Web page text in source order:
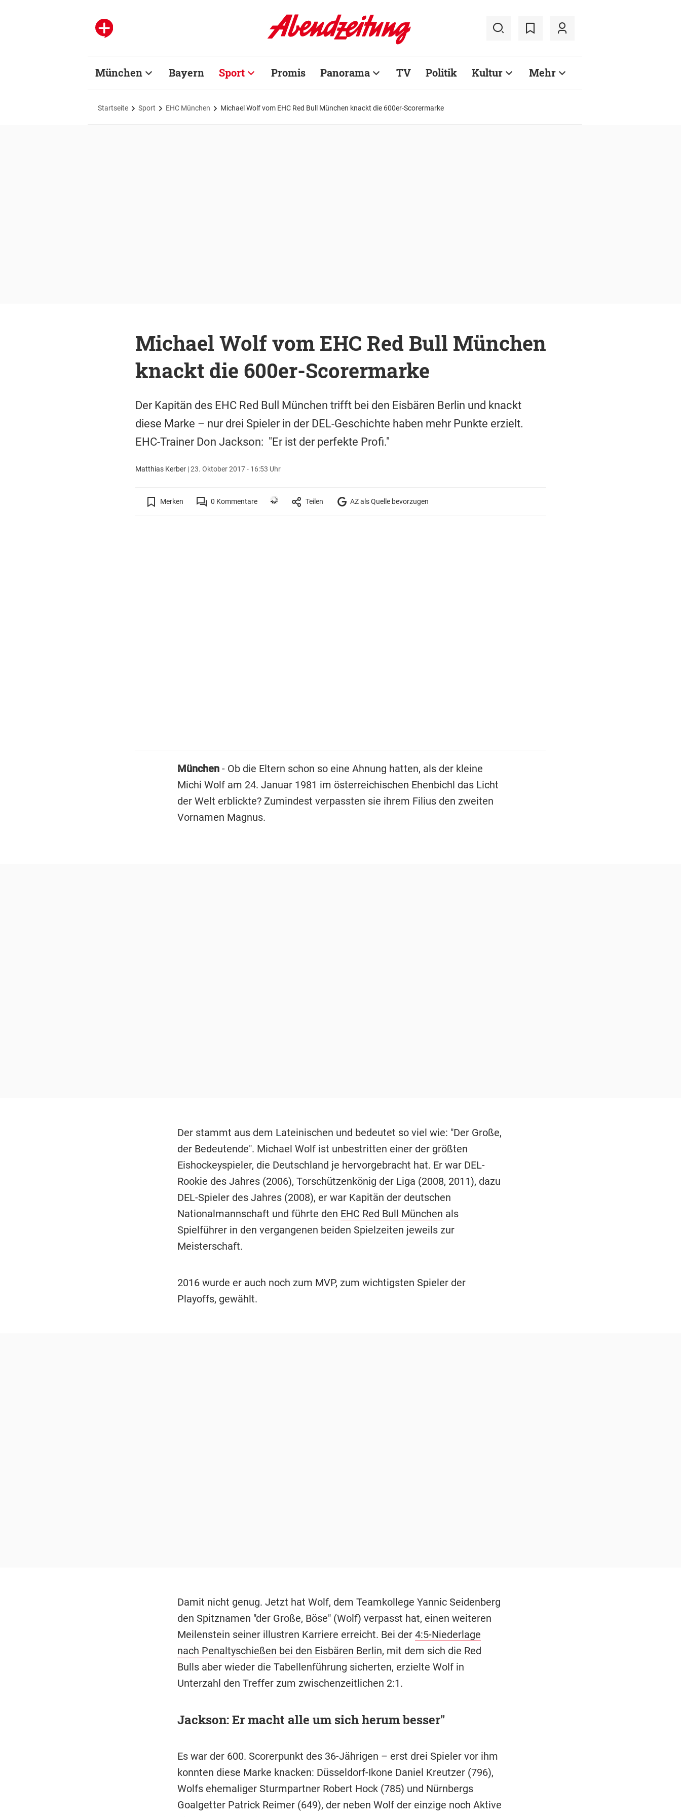
München Bayern Sport Promis Panorama TV Politik Kultur Mehr
Startseite Sport EHC München Michael Wolf vom EHC Red Bull München knackt die 600er-Scorermarke
Michael Wolf vom EHC Red Bull München
knackt die 600er-Scorermarke
Der Kapitän des EHC Red Bull München trifft bei den Eisbären Berlin und knackt
diese Marke – nur drei Spieler in der DEL-Geschichte haben mehr Punkte erzielt.
EHC-Trainer Don Jackson: "Er ist der perfekte Profi."
Matthias Kerber|23. Oktober 2017 - 16:53 Uhr
Merken 0 Kommentare Teilen AZ als Quelle bevorzugen
München- Ob die Eltern schon so eine Ahnung hatten, als der kleine
Michi Wolf am 24. Januar 1981 im österreichischen Ehenbichl das Licht
der Welt erblickte? Zumindest verpassten sie ihrem Filius den zweiten
Vornamen Magnus.
Der stammt aus dem Lateinischen und bedeutet so viel wie: "Der Große,
der Bedeutende". Michael Wolf ist unbestritten einer der größten
Eishockeyspieler, die Deutschland je hervorgebracht hat. Er war DEL-
Rookie des Jahres (2006), Torschützenkönig der Liga (2008, 2011), dazu
DEL-Spieler des Jahres (2008), er war Kapitän der deutschen
Nationalmannschaft und führte den EHC Red Bull München als
Spielführer in den vergangenen beiden Spielzeiten jeweils zur
Meisterschaft.
2016 wurde er auch noch zum MVP, zum wichtigsten Spieler der
Playoffs, gewählt.
Damit nicht genug. Jetzt hat Wolf, dem Teamkollege Yannic Seidenberg
den Spitznamen "der Große, Böse" (Wolf) verpasst hat, einen weiteren
Meilenstein seiner illustren Karriere erreicht. Bei der 4:5-Niederlage
nach Penaltyschießen bei den Eisbären Berlin, mit dem sich die Red
Bulls aber wieder die Tabellenführung sicherten, erzielte Wolf in
Unterzahl den Treffer zum zwischenzeitlichen 2:1.
Jackson: Er macht alle um sich herum besser"
Es war der 600. Scorerpunkt des 36-Jährigen – erst drei Spieler vor ihm
konnten diese Marke knacken: Düsseldorf-Ikone Daniel Kreutzer (796),
Wolfs ehemaliger Sturmpartner Robert Hock (785) und Nürnbergs
Goalgetter Patrick Reimer (649), der neben Wolf der einzige noch Aktive